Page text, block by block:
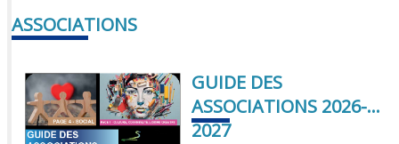
ASSOCIATIONS
GUIDE DES
ASSOCIATIONS 2026-
2027